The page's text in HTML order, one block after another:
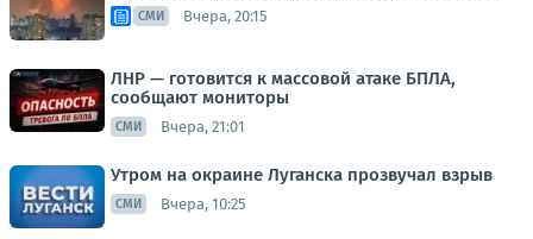
СМИ Вчера, 20:15
ЛНР — готовится к массовой атаке БПЛА,
сообщают мониторы
СМИ Вчера, 21:01
Утром на окраине Луганска прозвучал взрыв
СМИ Вчера, 10:25